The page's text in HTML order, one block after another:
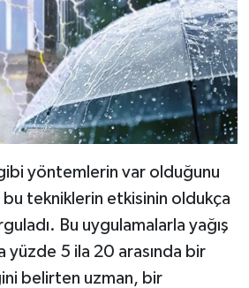
yöntemlerin var olduğunu
bu tekniklerin etkisinin oldukça
Bu uygulamalarla yağış
yüzde 5 ila 20 arasında bir
belirten uzman, bir